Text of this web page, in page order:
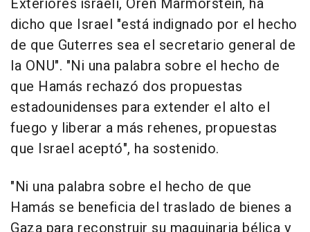
Exteriores israelí, Oren Marmorstein, ha
dicho que Israel "está indignado por el hecho
de que Guterres sea el secretario general de
la ONU". "Ni una palabra sobre el hecho de
que Hamás rechazó dos propuestas
estadounidenses para extender el alto el
fuego y liberar a más rehenes, propuestas
que Israel aceptó", ha sostenido.
"Ni una palabra sobre el hecho de que
Hamás se beneficia del traslado de bienes a